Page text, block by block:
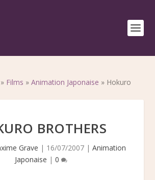
» Films »Animation Japonaise » Hokuro
BROTHERS
Grave | 16/07/2007 | Animation
Japonaise | 0